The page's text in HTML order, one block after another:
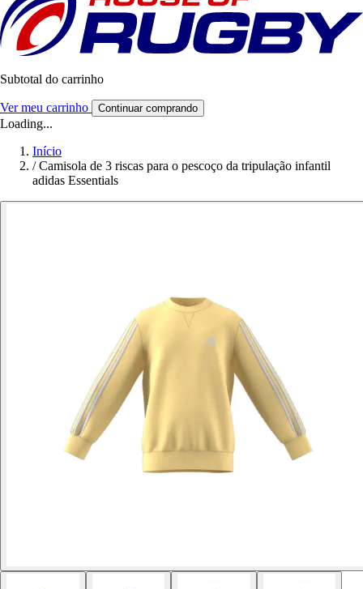
Subtotal do carrinho
Ver meu carrinho Continuar comprando
Loading...
Início
/ Camisola de 3 riscas para o pescoço da tripulação infantil
adidas Essentials